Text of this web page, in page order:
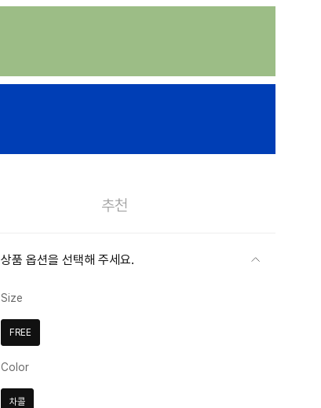
추천
상품 옵션을 선택해 주세요.
Size
FREE
Color
차콜